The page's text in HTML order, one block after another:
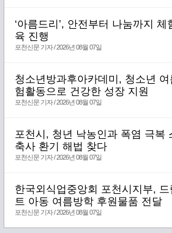
‘아름드리’, 안전부터 나눔까지 체
육 진행
포천신문 기자 / 2026년 08월 07일
청소년방과후아카데미, 청소년 여
험활동으로 건강한 성장 지원
포천신문 기자 / 2026년 08월 07일
포천시, 청년 낙농인과 폭염 극복
축사 환기 해법 찾다
포천신문 기자 / 2026년 08월 07일
한국외식업중앙회 포천시지부,
트 아동 여름방학 후원물품 전달
포천신문 기자 / 2026년 08월 07일